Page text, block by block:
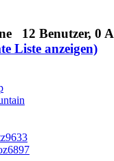
12 Benutzer, 0
Liste anzeigen)